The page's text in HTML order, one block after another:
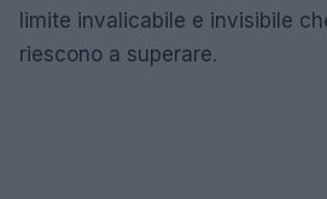
limite invalicabile e invisibile
riescono a superare.